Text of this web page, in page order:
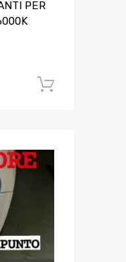
PER